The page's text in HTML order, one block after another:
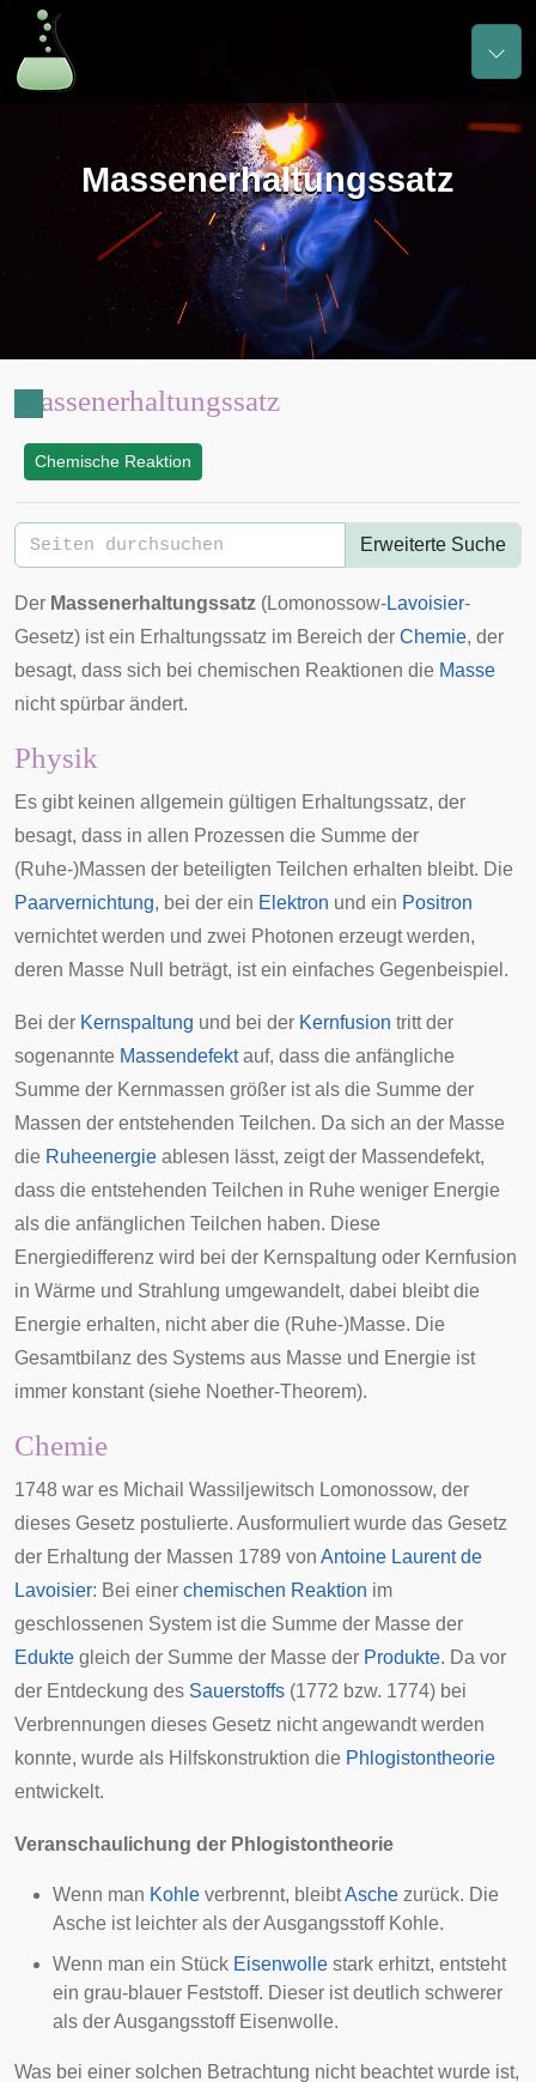
Massenerhaltungssatz
Massenerhaltungssatz
Chemische Reaktion
Erweiterte Suche
Der Massenerhaltungssatz (Lomonossow-Lavoisier-
Gesetz) ist ein Erhaltungssatz im Bereich der Chemie, der
besagt, dass sich bei chemischen Reaktionen die Masse
nicht spürbar ändert.
Physik
Es gibt keinen allgemein gültigen Erhaltungssatz, der
besagt, dass in allen Prozessen die Summe der
(Ruhe-)Massen der beteiligten Teilchen erhalten bleibt. Die
Paarvernichtung, bei der ein Elektron und ein Positron
vernichtet werden und zwei Photonen erzeugt werden,
deren Masse Null beträgt, ist ein einfaches Gegenbeispiel.
Bei der Kernspaltung und bei der Kernfusion tritt der
sogenannte Massendefektauf, dass die anfängliche
Summe der Kernmassen größer ist als die Summe der
Massen der entstehenden Teilchen. Da sich an der Masse
die Ruheenergie ablesen lässt, zeigt der Massendefekt,
dass die entstehenden Teilchen in Ruhe weniger Energie
als die anfänglichen Teilchen haben. Diese
Energiedifferenz wird bei der Kernspaltung oder Kernfusion
in Wärme und Strahlung umgewandelt, dabei bleibt die
Energie erhalten, nicht aber die (Ruhe-)Masse. Die
Gesamtbilanz des Systems aus Masse und Energie ist
immer konstant (siehe Noether-Theorem).
Chemie
1748 war es Michail Wassiljewitsch Lomonossow, der
dieses Gesetz postulierte. Ausformuliert wurde das Gesetz
der Erhaltung der Massen 1789 von Antoine Laurent de
Lavoisier: Bei einer chemischen Reaktion im
geschlossenen System ist die Summe der Masse der
Edukte gleich der Summe der Masse der Produkte. Da vor
der Entdeckung des Sauerstoffs (1772 bzw. 1774) bei
Verbrennungen dieses Gesetz nicht angewandt werden
konnte, wurde als Hilfskonstruktion die Phlogistontheorie
entwickelt.
Veranschaulichung der Phlogistontheorie
Wenn man Kohle verbrennt, bleibtAsche zurück. Die
Asche ist leichter als der Ausgangsstoff Kohle.
Wenn man ein Stück Eisenwolle stark erhitzt, entsteht
ein grau-blauer Feststoff. Dieser ist deutlich schwerer
als der Ausgangsstoff Eisenwolle.
Was bei einer solchen Betrachtung nicht beachtet wurde ist,